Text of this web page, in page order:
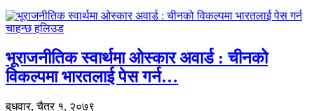
भूराजनीतिक स्वार्थमा ओस्कार अवार्ड : चीनको
विकल्पमा भारतलाई पेस गर्न…
बुधवार, चैत्र १, २०७९